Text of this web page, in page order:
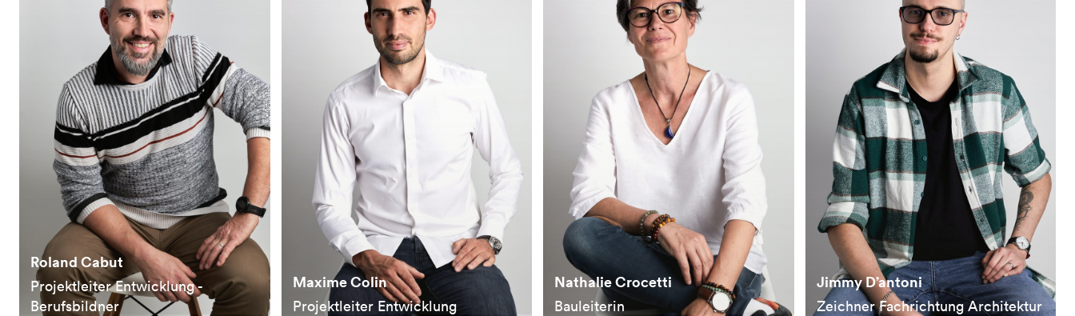
Roland Cabut
Projektleiter Entwicklung -
Berufsbildner
Maxime Colin
Projektleiter Entwicklung
Nathalie Crocetti
Bauleiterin
Jimmy D’antoni
Zeichner Fachrichtung Architektur